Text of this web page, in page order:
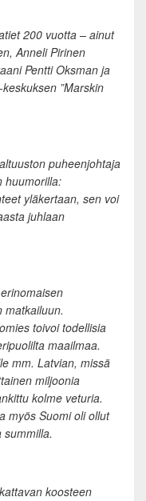
200 vuotta – ainut
Anneli Pirinen
Pentti Oksman ja
”Marskin
puheenjohtaja
huumorilla:
yläkertaan, sen voi
juhlaan
matkailuun.
toivoi todellisia
maailmaa.
mm. Latvian, missä
miljoonia
kolme veturia.
myös Suomi oli ollut
koosteen